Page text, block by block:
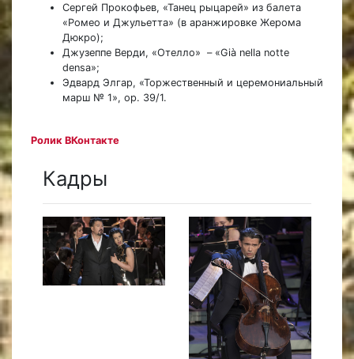
Сергей Прокофьев, «Танец рыцарей» из балета
«Ромео и Джульетта» (в аранжировке Жерома
Дюкро);
Джузеппе Верди, «Отелло» – «Già nella notte
densa»;
Эдвард Элгар, «Торжественный и церемониальный
марш № 1», op. 39/1.
Ролик ВКонтакте
Кадры